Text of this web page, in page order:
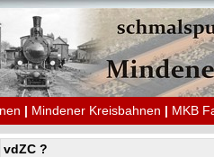
| Mindener Kreisbahnen | MKB
vdZC ?